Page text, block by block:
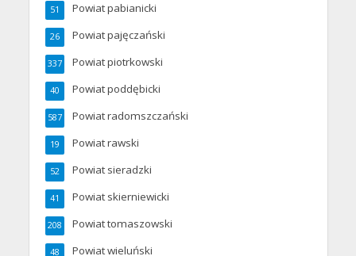
Powiat pabianicki
51
Powiat pajęczański
26
Powiat piotrkowski
337
Powiat poddębicki
40
Powiat radomszczański
587
Powiat rawski
19
Powiat sieradzki
52
Powiat skierniewicki
41
Powiat tomaszowski
208
Powiat wieluński
48